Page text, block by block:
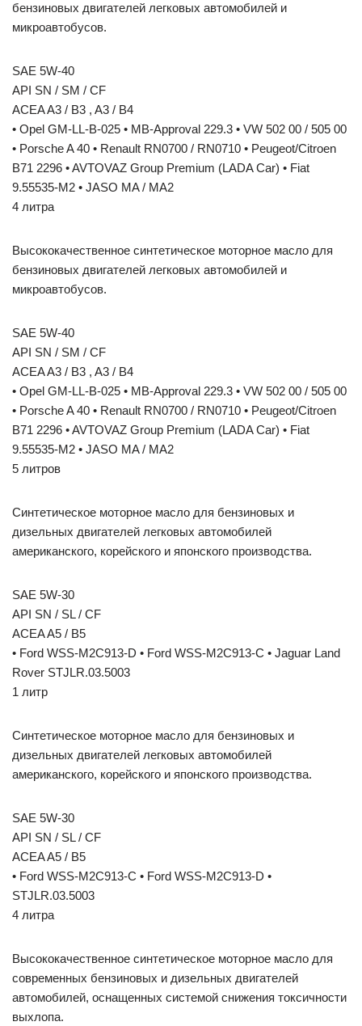
бензиновых двигателей легковых автомобилей и
микроавтобусов.
SAE 5W-40
API SN / SM / CF
ACEA A3 / B3 , A3 / B4
• Opel GM-LL-B-025 • MB-Approval 229.3 • VW 502 00 / 505 00
• Porsche A 40 • Renault RN0700 / RN0710 • Peugeot/Citroen
B71 2296 • AVTOVAZ Group Premium (LADA Car) • Fiat
9.55535-M2 • JASO MA / MA2
4 литра
Высококачественное синтетическое моторное масло для
бензиновых двигателей легковых автомобилей и
микроавтобусов.
SAE 5W-40
API SN / SM / CF
ACEA A3 / B3 , A3 / B4
• Opel GM-LL-B-025 • MB-Approval 229.3 • VW 502 00 / 505 00
• Porsche A 40 • Renault RN0700 / RN0710 • Peugeot/Citroen
B71 2296 • AVTOVAZ Group Premium (LADA Car) • Fiat
9.55535-M2 • JASO MA / MA2
5 литров
Синтетическое моторное масло для бензиновых и
дизельных двигателей легковых автомобилей
американского, корейского и японского производства.
SAE 5W-30
API SN / SL / CF
ACEA A5 / B5
• Ford WSS-M2C913-D • Ford WSS-M2C913-C • Jaguar Land
Rover STJLR.03.5003
1 литр
Синтетическое моторное масло для бензиновых и
дизельных двигателей легковых автомобилей
американского, корейского и японского производства.
SAE 5W-30
API SN / SL / CF
ACEA A5 / B5
• Ford WSS-M2C913-C • Ford WSS-M2C913-D •
STJLR.03.5003
4 литра
Высококачественное синтетическое моторное масло для
современных бензиновых и дизельных двигателей
автомобилей, оснащенных системой снижения токсичности
выхлопа.